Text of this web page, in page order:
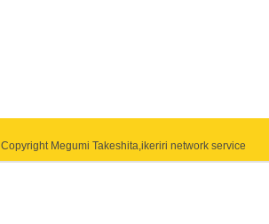
Copyright Megumi Takeshita,ikeriri network service